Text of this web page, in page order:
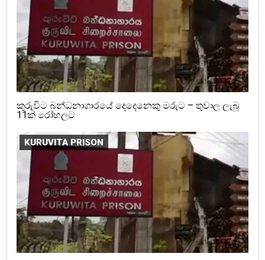
කුරුවිට බන්ධනාගාරයේ දෙදෙනෙකු මරුට – තුවාල ලැබූ
11ක් රෝහලට
KURUVITA PRISON